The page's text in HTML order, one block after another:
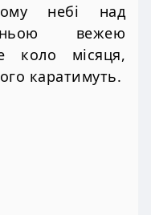
небі над
вежею
коло місяця,
каратимуть.